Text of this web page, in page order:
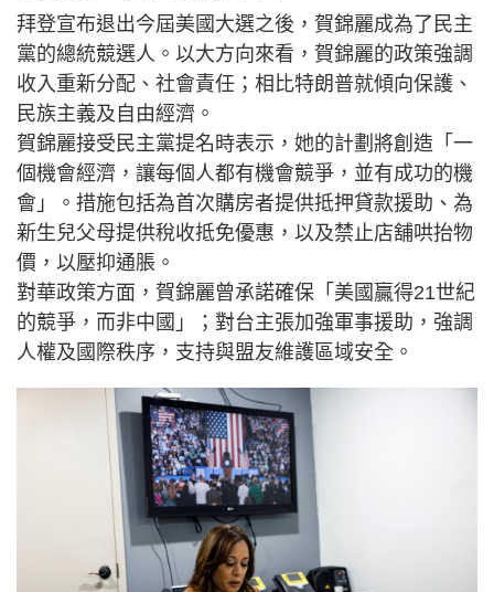
拜登宣布退出今屆美國大選之後，賀錦麗成為了民主
黨的總統競選人。以大方向來看，賀錦麗的政策強調
收入重新分配、社會責任；相比特朗普就傾向保護、
民族主義及自由經濟。
賀錦麗接受民主黨提名時表示，她的計劃將創造「一
個機會經濟，讓每個人都有機會競爭，並有成功的機
會」。措施包括為首次購房者提供抵押貸款援助、為
新生兒父母提供稅收抵免優惠，以及禁止店舖哄抬物
價，以壓抑通脹。
對華政策方面，賀錦麗曾承諾確保「美國贏得21世紀
的競爭，而非中國」；對台主張加強軍事援助，強調
人權及國際秩序，支持與盟友維護區域安全。